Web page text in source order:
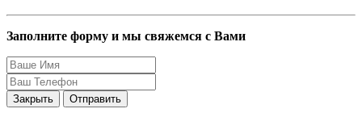
Заполните форму и мы свяжемся с Вами
Закрыть Отправить